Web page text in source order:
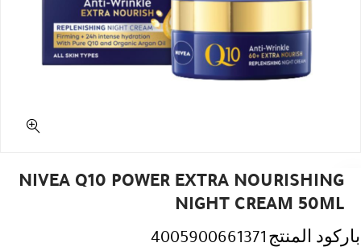
NIVEA Q10 POWER EXTRA NOURISHING
NIGHT CREAM 50ML
باركود المنتج4005900661371